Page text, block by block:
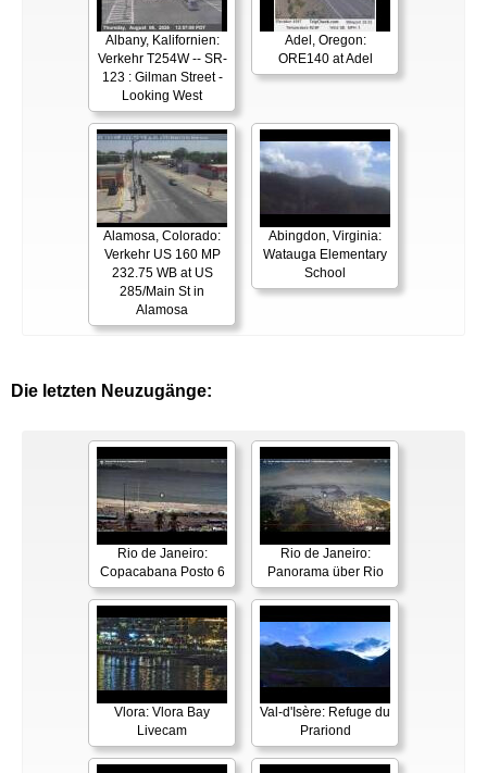
Albany, Kalifornien:
Verkehr T254W -- SR-
123 : Gilman Street -
Looking West
Adel, Oregon:
ORE140 at Adel
Alamosa, Colorado:
Verkehr US 160 MP
232.75 WB at US
285/Main St in
Alamosa
Abingdon, Virginia:
Watauga Elementary
School
Die letzten Neuzugänge:
Rio de Janeiro:
Copacabana Posto 6
Rio de Janeiro:
Panorama über Rio
Vlora: Vlora Bay
Livecam
Val-d'Isère: Refuge du
Prariond